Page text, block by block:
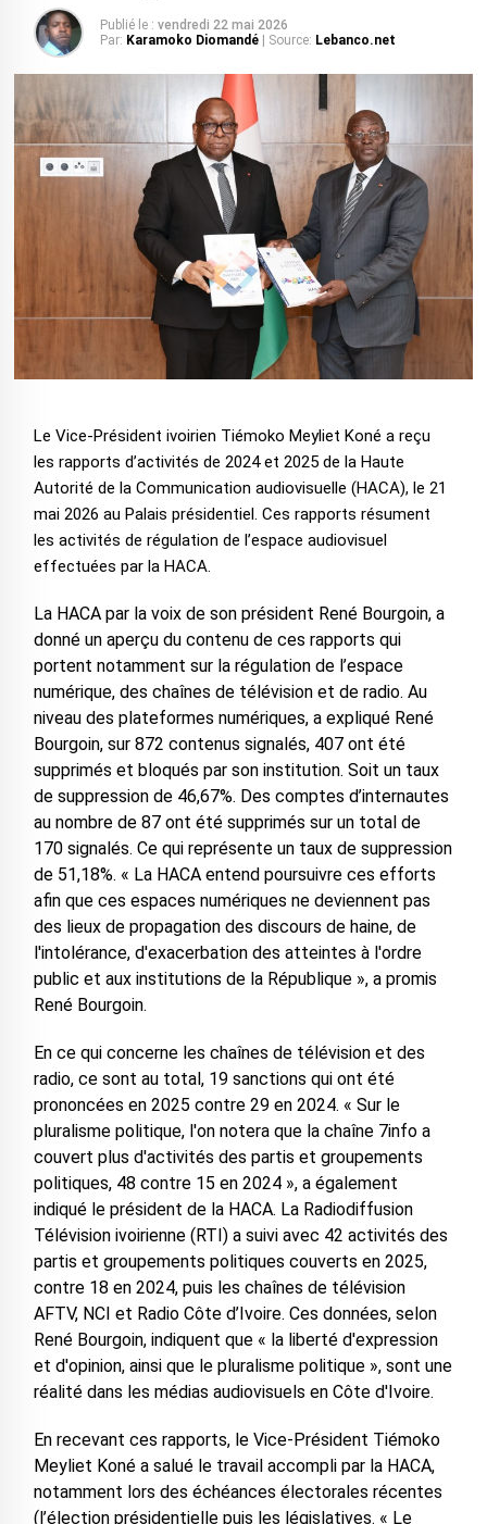
Publié le : vendredi 22 mai 2026
Par: Karamoko Diomandé | Source: Lebanco.net
Le Vice-Président ivoirien Tiémoko Meyliet Koné a reçu
les rapports d’activités de 2024 et 2025 de la Haute
Autorité de la Communication audiovisuelle (HACA), le 21
mai 2026 au Palais présidentiel. Ces rapports résument
les activités de régulation de l’espace audiovisuel
effectuées par la HACA.
La HACA par la voix de son président René Bourgoin, a
donné un aperçu du contenu de ces rapports qui
portent notamment sur la régulation de l’espace
numérique, des chaînes de télévision et de radio. Au
niveau des plateformes numériques, a expliqué René
Bourgoin, sur 872 contenus signalés, 407 ont été
supprimés et bloqués par son institution. Soit un taux
de suppression de 46,67%. Des comptes d’internautes
au nombre de 87 ont été supprimés sur un total de
170 signalés. Ce qui représente un taux de suppression
de 51,18%. « La HACA entend poursuivre ces efforts
afin que ces espaces numériques ne deviennent pas
des lieux de propagation des discours de haine, de
l'intolérance, d'exacerbation des atteintes à l'ordre
public et aux institutions de la République », a promis
René Bourgoin.
En ce qui concerne les chaînes de télévision et des
radio, ce sont au total, 19 sanctions qui ont été
prononcées en 2025 contre 29 en 2024. « Sur le
pluralisme politique, l'on notera que la chaîne 7info a
couvert plus d'activités des partis et groupements
politiques, 48 contre 15 en 2024 », a également
indiqué le président de la HACA. La Radiodiffusion
Télévision ivoirienne (RTI) a suivi avec 42 activités des
partis et groupements politiques couverts en 2025,
contre 18 en 2024, puis les chaînes de télévision
AFTV, NCI et Radio Côte d’Ivoire. Ces données, selon
René Bourgoin, indiquent que « la liberté d'expression
et d'opinion, ainsi que le pluralisme politique », sont une
réalité dans les médias audiovisuels en Côte d'Ivoire.
En recevant ces rapports, le Vice-Président Tiémoko
Meyliet Koné a salué le travail accompli par la HACA,
notamment lors des échéances électorales récentes
(l’élection présidentielle puis les législatives. « Le